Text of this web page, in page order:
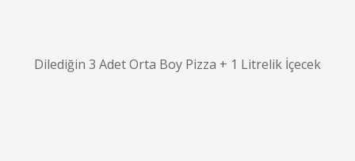
Dilediğin 3 Adet Orta Boy Pizza + 1 Litrelik İçecek